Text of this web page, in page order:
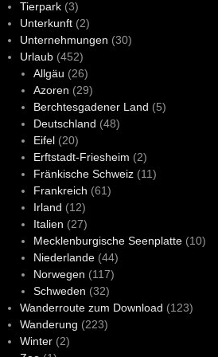
Tierpark(3)
Unterkunft(2)
Unternehmungen (30)
Urlaub(452)
Allgäu (26)
Azoren (29)
Berchtesgadener Land (5)
Deutschland (48)
Eifel(20)
Erftstadt-Friesheim (2)
Fränkische Schweiz(11)
Frankreich (61)
Irland (12)
Italien (27)
Mecklenburgische Seenplatte(10)
Niederlande(44)
Norwegen (117)
Schweden (32)
Wanderroute zum Download (123)
Wanderung (223)
Winter(2)